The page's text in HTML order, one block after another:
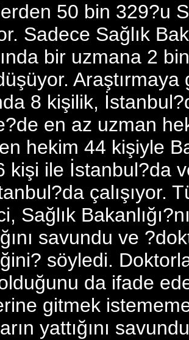
50 bin 329?u
Sadece Sağlık
bir uzmana 2
8 kişilik,
en az uzman
hekim 44 kişiyle
kişi ile İstanbul?da
çalışıyor.
Sağlık
savundu ve
söyledi.
da ifade
gitmek
yattığını